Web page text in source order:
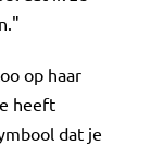
op haar
heeft
dat je